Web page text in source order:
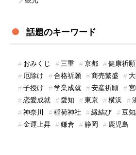
話題のキーワード
おみくじ 三重 京都 健康祈願
厄除け
合格祈願 商売繁盛
子授け
学業成就 安産祈願
恋愛成就
愛知 東京 横浜
神奈川
稲荷神社 縁結び 豆
金運上昇
鎌倉 静岡 鹿児島